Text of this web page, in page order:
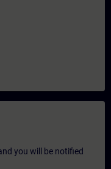
you will be notified